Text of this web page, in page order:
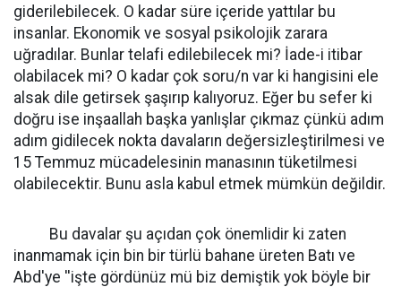
giderilebilecek. O kadar süre içeride yattılar bu
insanlar. Ekonomik ve sosyal psikolojik zarara
uğradılar. Bunlar telafi edilebilecek mi? İade-i itibar
olabilacek mi? O kadar çok soru/n var ki hangisini ele
alsak dile getirsek şaşırıp kalıyoruz. Eğer bu sefer ki
doğru ise inşaallah başka yanlışlar çıkmaz çünkü adım
adım gidilecek nokta davaların değersizleştirilmesi ve
15 Temmuz mücadelesinin manasının tüketilmesi
olabilecektir. Bunu asla kabul etmek mümkün değildir.
Bu davalar şu açıdan çok önemlidir ki zaten
inanmamak için bin bir türlü bahane üreten Batı ve
Abd'ye ''işte gördünüz mü biz demiştik yok böyle bir